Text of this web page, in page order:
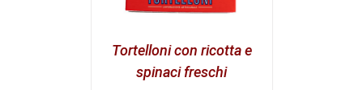
Tortelloni con ricotta e
spinaci freschi